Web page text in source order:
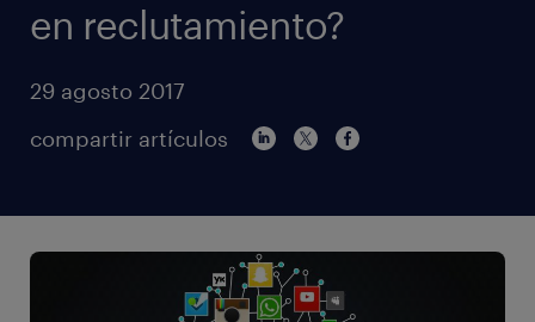
en reclutamiento?
29 agosto 2017
compartir artículos